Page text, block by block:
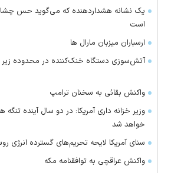
یک نشانه هشداردهنده که می‌گوید حس
است
ارسباران میزبان مارال ها
آتش‌سوزی دستگاه خنک‌کننده در محدوده زیر
واکنش بقائی به سخنان ترامپ
وزیر خزانه داری آمریکا: در دو سال آینده
خواهد شد
سنای آمریکا لایحه تحریم‌های گسترده انرژی
واکنش عراقچی به توافقنامه مکه